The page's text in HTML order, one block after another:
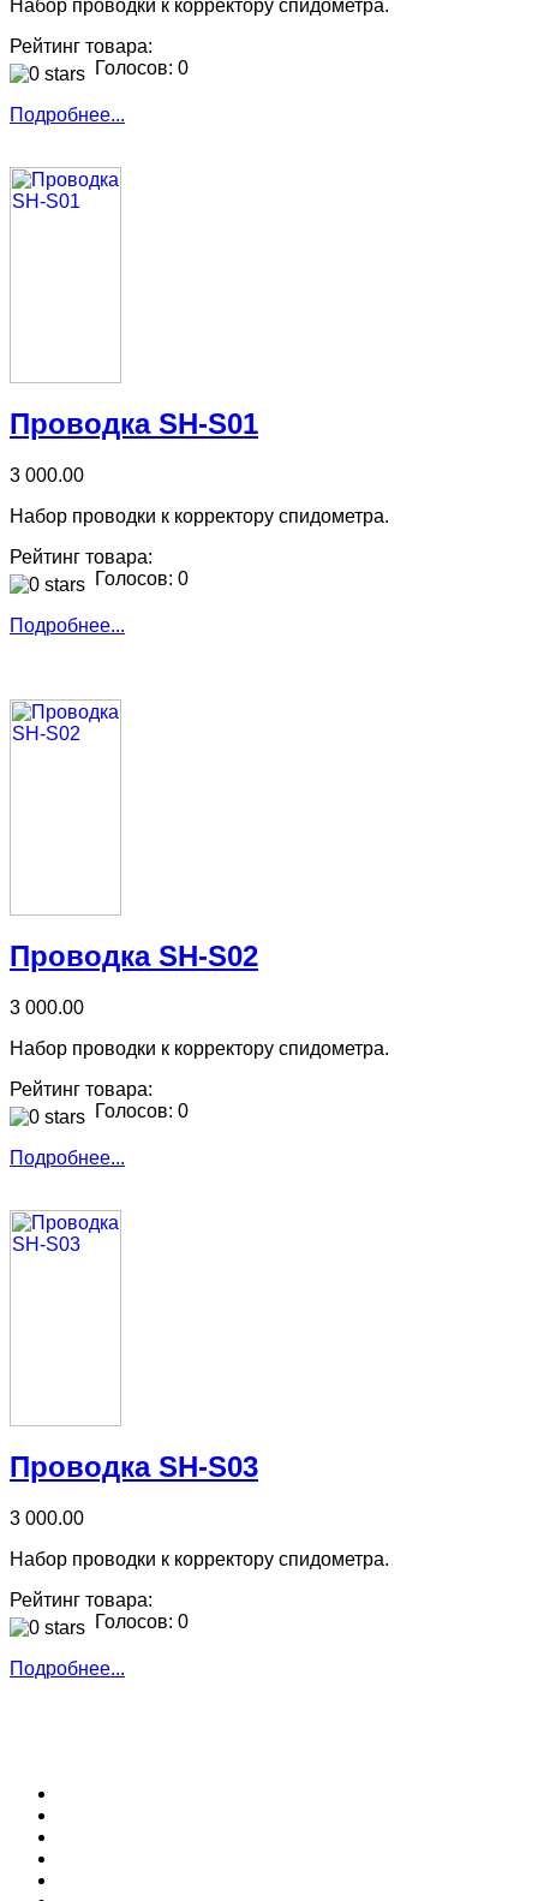
Набор проводки к корректору спидометра.
Рейтинг товара:
Голосов: 0
Подробнее...
Проводка SH-S01
3 000.00
Набор проводки к корректору спидометра.
Рейтинг товара:
Голосов: 0
Подробнее...
Проводка SH-S02
3 000.00
Набор проводки к корректору спидометра.
Рейтинг товара:
Голосов: 0
Подробнее...
Проводка SH-S03
3 000.00
Набор проводки к корректору спидометра.
Рейтинг товара:
Голосов: 0
Подробнее...